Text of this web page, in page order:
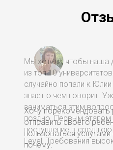
Хочу
отправить своего
пользоваться
почему.